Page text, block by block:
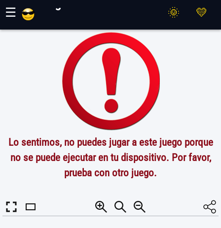
☰
Lo sentimos, no puedes jugar a este juego porque
no se puede ejecutar en tu dispositivo. Por favor,
prueba con otro juego.